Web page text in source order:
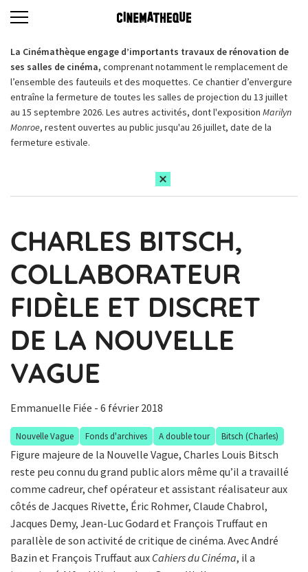
La Cinémathèque engage d’importants travaux de rénovation de
ses salles de cinéma, comprenant notamment le remplacement de
l’ensemble des fauteuils et des moquettes. Ce chantier d’envergure
entraîne la fermeture de toutes les salles de projection du 13 juillet
au 15 septembre 2026. Les autres activités, dont l'exposition Marilyn
Monroe, restent ouvertes au public jusqu'au 26 juillet, date de la
fermeture estivale.
CHARLES BITSCH,
COLLABORATEUR
FIDÈLE ET DISCRET
DE LA NOUVELLE
VAGUE
Emmanuelle Fiée - 6 février 2018
Nouvelle Vague Fonds d'archives A double tour Bitsch (Charles)
Figure majeure de la Nouvelle Vague, Charles Louis Bitsch
reste peu connu du grand public alors même qu’il a travaillé
comme cadreur, chef opérateur et assistant réalisateur aux
côtés de Jacques Rivette, Éric Rohmer, Claude Chabrol,
Jacques Demy, Jean-Luc Godard et François Truffaut en
parallèle de son activité de critique de cinéma. Avec André
Bazin et François Truffaut aux Cahiers du Cinéma, il a